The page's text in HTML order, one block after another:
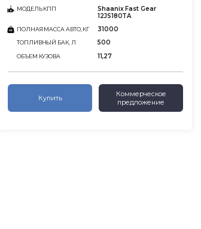
МОДЕЛЬ КПП
Shaanix Fast Gear
12JS180TA
ПОЛНАЯ МАССА АВТО, КГ 31000
ТОПЛИВНЫЙ БАК, Л 500
ОБЪЕМ КУЗОВА 11,27
Купить
Коммерческое
предложение